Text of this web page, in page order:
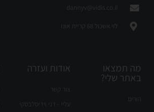
dannyv@vidis.co.il
לוי אשכול 68 קריית אונו
מה תמצאו
באתר שלי?
הורים
אודות ועזרה
צור קשר
עליי - דני וידיסלבסקי